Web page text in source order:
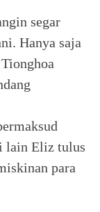
segar
Hanya saja
lain Eliz tulus
para